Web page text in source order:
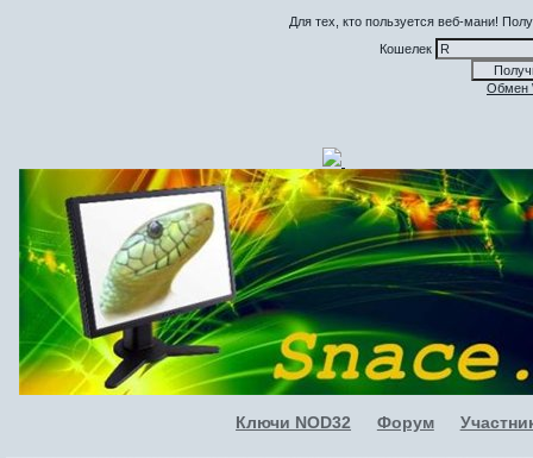
Для тех, кто пользуется веб-мани!
Кошелек
Обмен
Ключи NOD32 Форум